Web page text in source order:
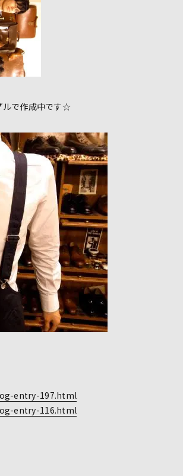
ルで作成中です☆
entry-197.html
entry-116.html